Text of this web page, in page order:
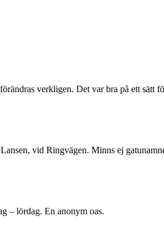
verkligen. Det var bra på ett
vid Ringvägen. Minns ej
– lördag. En anonym oas.